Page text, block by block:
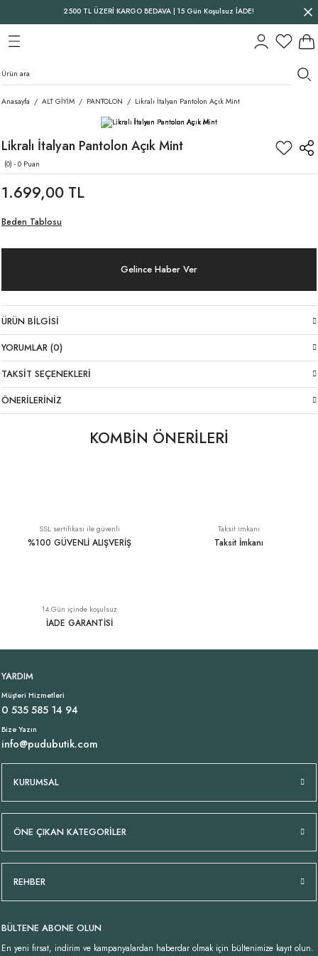
2500 TL ÜZERİ KARGO BEDAVA | 15 Gün Koşulsuz İADE!
Geri Dön
Geri Dön
Geri Dön
Anasayfa ALT GİYİM PANTOLON Likralı İtalyan Pantolon Açık Mint
Likralı İtalyan Pantolon Açık Mint
(0) - 0 Puan
1.699,00 TL
Beden Tablosu
Gelince Haber Ver
ÜRÜN BILGISI
YORUMLAR (0)
TAKSIT SEÇENEKLERI
ÖNERILERINIZ
KOMBİN ÖNERİLERİ
399,00 TL 1.399,00 TL
1.399,00 TL
Tükendi
Tükendi
699,00 TL 3.349,00 TL
İnce Viskon Mint Haki Gömlek
1.529,00 TL
SSL sertifikası ile güvenli
%100 GÜVENLİ ALIŞVERİŞ
Taksit imkanı
Taksit İmkanı
14 Gün içinde koşulsuz
İADE GARANTİSİ
YARDIM
Müşteri Hizmetleri
0 535 585 14 94
Bize Yazın
info@pudubutik.com
KURUMSAL
ÖNE ÇIKAN KATEGORİLER
REHBER
BÜLTENE ABONE OLUN
En yeni fırsat, indirim ve kampanyalardan haberdar olmak için bültenimize kayıt olun.